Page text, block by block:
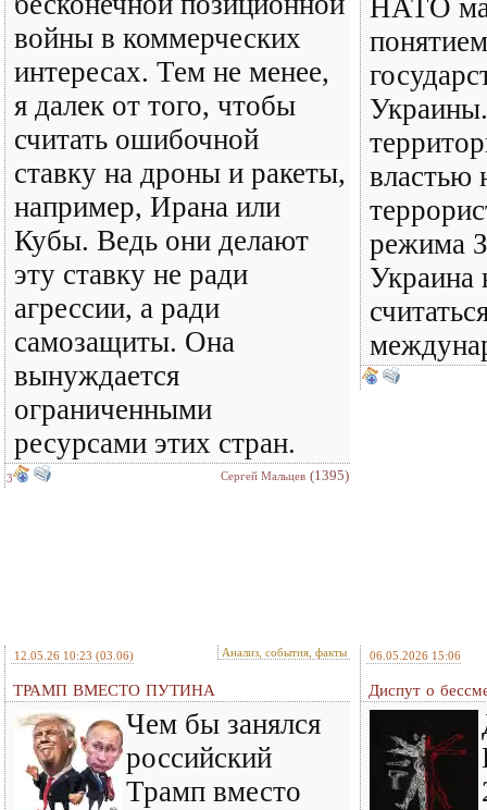
войны в коммерческих
интересах. Тем не менее,
я далек от того, чтобы
считать ошибочной
ставку на дроны и ракеты,
например, Ирана или
Кубы. Ведь они делают
эту ставку не ради
агрессии, а ради
самозащиты. Она
вынуждается
ограниченными
ресурсами этих стран.
3 Сергей Мальцев (1395)
НАТО
властью
режима
Украина
12.05.26 10:23 (03.06) Анализ, события, факты
ТРАМП ВМЕСТО ПУТИНА
Чем бы занялся
российский
Трамп вместо
06.05.2026 15:06
Диспут о